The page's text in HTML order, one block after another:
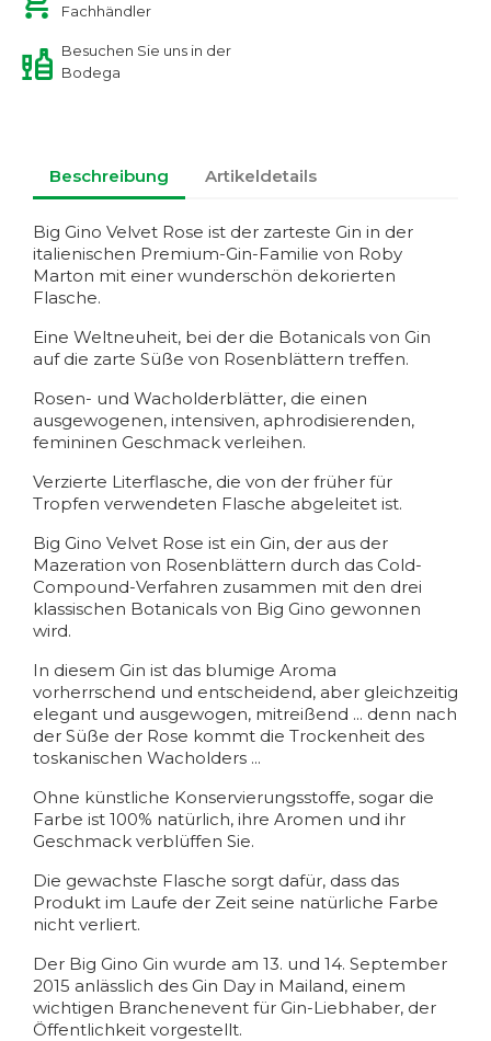
Fachhändler
Besuchen Sie uns in der
Bodega
Beschreibung Artikeldetails
Big Gino Velvet Rose ist der zarteste Gin in der
italienischen Premium-Gin-Familie von Roby
Marton mit einer wunderschön dekorierten
Flasche.
Eine Weltneuheit, bei der die Botanicals von Gin
auf die zarte Süße von Rosenblättern treffen.
Rosen- und Wacholderblätter, die einen
ausgewogenen, intensiven, aphrodisierenden,
femininen Geschmack verleihen.
Verzierte Literflasche, die von der früher für
Tropfen verwendeten Flasche abgeleitet ist.
Big Gino Velvet Rose ist ein Gin, der aus der
Mazeration von Rosenblättern durch das Cold-
Compound-Verfahren zusammen mit den drei
klassischen Botanicals von Big Gino gewonnen
wird.
In diesem Gin ist das blumige Aroma
vorherrschend und entscheidend, aber gleichzeitig
elegant und ausgewogen, mitreißend ... denn nach
der Süße der Rose kommt die Trockenheit des
toskanischen Wacholders ...
Ohne künstliche Konservierungsstoffe, sogar die
Farbe ist 100% natürlich, ihre Aromen und ihr
Geschmack verblüffen Sie.
Die gewachste Flasche sorgt dafür, dass das
Produkt im Laufe der Zeit seine natürliche Farbe
nicht verliert.
Der Big Gino Gin wurde am 13. und 14. September
2015 anlässlich des Gin Day in Mailand, einem
wichtigen Branchenevent für Gin-Liebhaber, der
Öffentlichkeit vorgestellt.